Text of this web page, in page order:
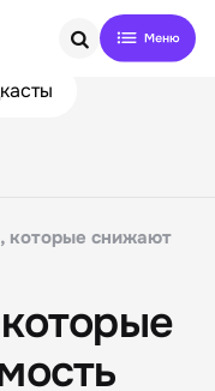
Search
которые снижают